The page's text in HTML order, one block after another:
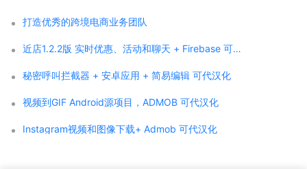
打造优秀的跨境电商业务团队
近店1.2.2版 实时优惠、活动和聊天 + Firebase 可代汉化
秘密呼叫拦截器 + 安卓应用 + 简易编辑 可代汉化
视频到GIF Android源项目，ADMOB 可代汉化
Instagram视频和图像下载+ Admob 可代汉化